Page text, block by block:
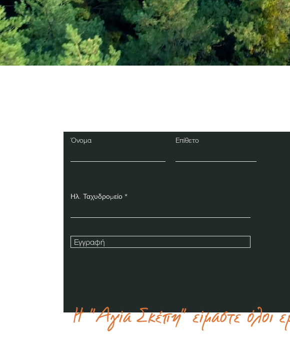
Όνομα Επίθετο
Ηλ. Ταχυδρομείο
Εγγραφή